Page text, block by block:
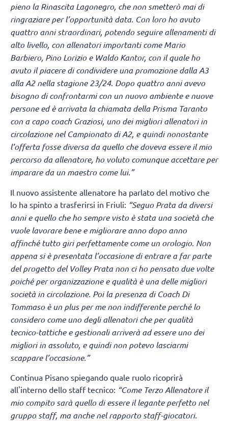
pieno la Rinascita Lagonegro, che non smetterò mai di
ringraziare per l’opportunità data. Con loro ho avuto
quattro anni straordinari, potendo seguire allenamenti di
alto livello, con allenatori importanti come Mario
Barbiero, Pino Lorizio e Waldo Kantor, con il quale ho
avuto il piacere di condividere una promozione dalla A3
alla A2 nella stagione 23/24. Dopo quattro anni avevo
bisogno di confrontarmi con un nuovo ambiente e nuove
persone ed è arrivata la chiamata della Prisma Taranto
con a capo coach Graziosi, uno dei migliori allenatori in
circolazione nel Campionato di A2, e quindi nonostante
l’offerta fosse diversa da quello che doveva essere il mio
percorso da allenatore, ho voluto comunque accettare per
imparare da un maestro come lui.”
Il nuovo assistente allenatore ha parlato del motivo che
lo ha spinto a trasferirsi in Friuli: “Seguo Prata da diversi
anni e quello che ho sempre visto è stata una società che
vuole lavorare bene e migliorare anno dopo anno
affinché tutto giri perfettamente come un orologio. Non
appena si è presentata l’occasione di entrare a far parte
del progetto del Volley Prata non ci ho pensato due volte
poiché per organizzazione e qualità è una delle migliori
società in circolazione. Poi la presenza di Coach Di
Tommaso è un plus per me non indifferente perché lo
considero come uno degli allenatori che per qualità
tecnico-tattiche e gestionali arriverà ad essere uno dei
migliori in assoluto, e quindi non potevo lasciarmi
scappare l’occasione.”
Continua Pisano spiegando quale ruolo ricoprirà
all'interno dello staff tecnico: “Come Terzo Allenatore il
mio compito sarà quello di essere il legante perfetto nel
gruppo staff, ma anche nel rapporto staff-giocatori.